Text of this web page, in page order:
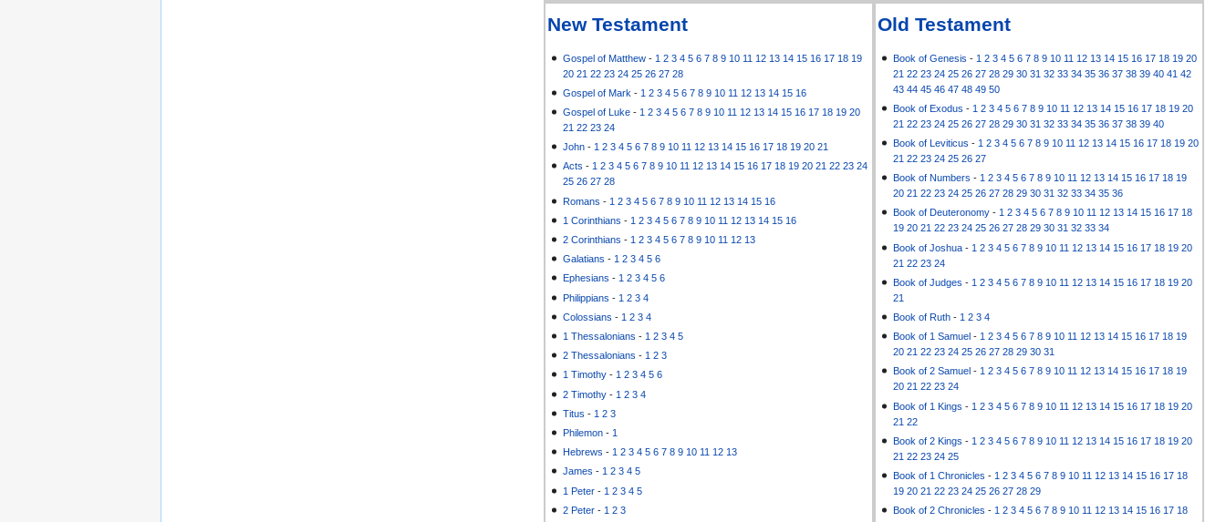
Old Testament
Book of Genesis - 1 2 3 4 5 6 7 8 9 10 11 12 13 14 15 16 17 18 19 20
21 22 23 24 25 26 27 28 29 30 31 32 33 34 35 36 37 38 39 40 41 42
43 44 45 46 47 48 49 50
Book of Exodus - 1 2 3 4 5 6 7 8 9 10 11 12 13 14 15 16 17 18 19 20
21 22 23 24 25 26 27 28 29 30 31 32 33 34 35 36 37 38 39 40
Book of Leviticus - 1 2 3 4 5 6 7 8 9 10 11 12 13 14 15 16 17 18 19 20
21 22 23 24 25 26 27
Book of Numbers - 1 2 3 4 5 6 7 8 9 10 11 12 13 14 15 16 17 18 19
20 21 22 23 24 25 26 27 28 29 30 31 32 33 34 35 36
Book of Deuteronomy -1 2 3 4 5 6 7 8 9 10 11 12 13 14 15 16 17 18
19 20 21 22 23 24 25 26 27 28 29 30 31 32 33 34
Book of Joshua - 1 2 3 4 5 6 7 8 9 10 11 12 13 14 15 16 17 18 19 20
21 22 23 24
Book of Judges - 1 2 3 4 5 6 7 8 9 10 11 12 13 14 15 16 17 18 19 20
21
Book of Ruth - 1 2 3 4
Book of 1 Samuel - 1 2 3 4 5 6 7 8 9 10 11 12 13 14 15 16 17 18 19
20 21 22 23 24 25 26 27 28 29 30 31
Book of 2 Samuel -1 2 3 4 5 6 7 8 9 10 11 12 13 14 15 16 17 18 19
20 21 22 23 24
Book of 1 Kings - 1 2 3 4 5 6 7 8 9 10 11 12 13 14 15 16 17 18 19 20
21 22
Book of 2 Kings - 1 2 3 4 5 6 7 8 9 10 11 12 13 14 15 16 17 18 19 20
21 22 23 24 25
Book of 1 Chronicles - 1 2 3 4 5 6 7 8 9 10 11 12 13 14 15 16 17 18
19 20 21 22 23 24 25 26 27 28 29
Book of 2 Chronicles - 1 2 3 4 5 6 7 8 9 10 11 12 13 14 15 16 17 18
New Testament
Gospel of Matthew - 1 2 3 4 5 6 7 8 9 10 11 12 13 14 15 16 17 18 19
20 21 22 23 24 25 26 27 28
Gospel of Mark - 1 2 3 4 5 6 7 8 9 10 11 12 13 14 15 16
Gospel of Luke - 1 2 3 4 5 6 7 8 9 10 11 12 13 14 15 16 17 18 19 20
21 22 23 24
John - 1 2 3 4 5 6 7 8 9 10 11 12 13 14 15 16 17 18 19 20 21
Acts -1 2 3 4 5 6 7 8 9 10 11 12 13 14 15 16 17 18 19 20 21 22 23 24
25 26 27 28
Romans - 1 2 3 4 5 6 7 8 9 10 11 12 13 14 15 16
1 Corinthians - 1 2 3 4 5 6 7 8 9 10 11 12 13 14 15 16
2 Corinthians - 1 2 3 4 5 6 7 8 9 10 11 12 13
Galatians - 1 2 3 4 5 6
Ephesians -1 2 3 4 5 6
Philippians - 1 2 3 4
Colossians - 1 2 3 4
1 Thessalonians - 1 2 3 4 5
2 Thessalonians - 1 2 3
1 Timothy -1 2 3 4 5 6
2 Timothy - 1 2 3 4
Titus - 1 2 3
Philemon - 1
Hebrews - 1 2 3 4 5 6 7 8 9 10 11 12 13
James -1 2 3 4 5
1 Peter - 1 2 3 4 5
2 Peter - 1 2 3